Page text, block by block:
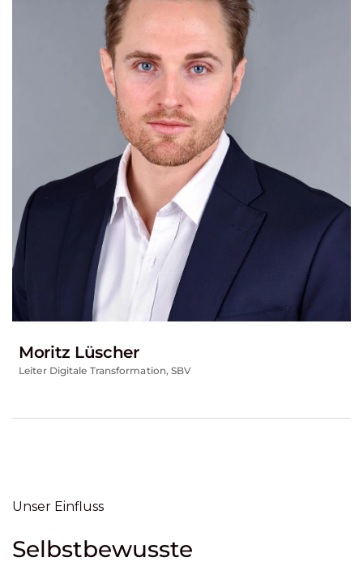
Moritz Lüscher
Leiter Digitale Transformation, SBV
Unser Einfluss
Selbstbewusste